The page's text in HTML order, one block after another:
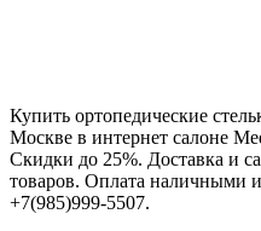
Купить ортопедические
Москве в интернет салоне
Скидки до 25%. Доставка и
товаров. Оплата наличными
+7(985)999-5507.